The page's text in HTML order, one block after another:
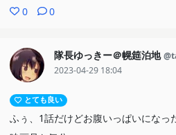
0 0
隊長ゆっきー＠幌筵泊地
2023-04-29 18:04
とても良い
ふぅ、1話だけどお腹いっぱいになっ